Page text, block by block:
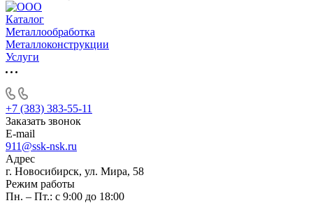
Каталог
Металлообработка
Металлоконструкции
Услуги
+7 (383) 383-55-11
Заказать звонок
E-mail
911@ssk-nsk.ru
Адрес
г. Новосибирск, ул. Мира, 58
Режим работы
Пн. – Пт.: с 9:00 до 18:00